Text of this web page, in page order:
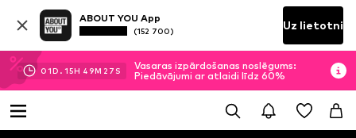
ABOUT YOU App
(152 700) Uz lietotni
01D. 15H 49M 27 S
Vasaras izpārdošanas noslēgums:
Piedāvājumi ar atlaidi līdz 60%